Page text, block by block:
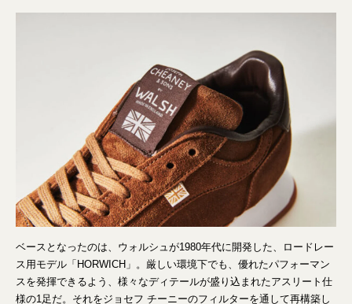
ベースとなったのは、ウォルシュが1980年代に開発した、ロードレー
ス用モデル「HORWICH」。厳しい環境下でも、優れたパフォーマン
スを発揮できるよう、様々なディテールが盛り込まれたアスリート仕
様の1足だ。それをジョセフ チーニーのフィルターを通して再構築し